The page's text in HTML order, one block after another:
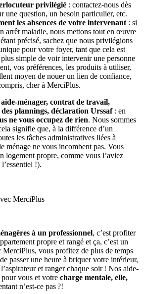
privilégié : contactez-nous dès
une question, un besoin particulier, etc.
les absences de votre intervenant : si
arrêt maladie, nous mettons tout en œuvre
précisé, sachez que nous privilégions
pour votre foyer, tant que cela est
simple de voir intervenir une personne
vos préférences, les produits à utiliser,
moyen de nouer un lien de confiance,
cher à MerciPlus.
ménager, contrat de travail,
plannings, déclaration Urssaf: en
ne vous occupez de rien. Nous sommes
signifie que, à la différence d’un
les tâches administratives liées à
ménage ne vous incombent pas. Vous
logement propre, comme vous l’aviez
!).
MerciPlus
à un professionnel, c’est profiter
propre et rangé et ça, c’est un
MerciPlus, vous profitez de plus de temps
passer une heure à briquer votre intérieur,
et ranger chaque soir ! Nos aide-
pour vous et votre charge mentale, elle,
n’est-ce pas ?!